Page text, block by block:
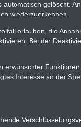
gelöscht.
wiederzuerkennen.
erlauben, die
Bei der
Interesse an der